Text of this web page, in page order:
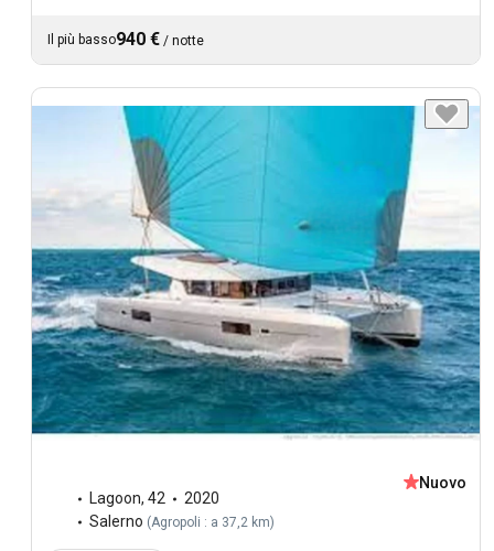
Il più basso940 € / notte
Lagoon, 42
2020
Salerno (Agropoli : a 37,2 km)
Nuovo